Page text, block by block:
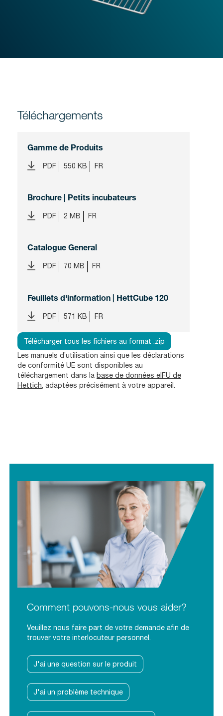
Téléchargements
Gamme de Produits
PDF 550 KB FR
Brochure | Petits incubateurs
PDF 2 MB FR
Catalogue General
PDF 70 MB FR
Feuillets d'information | HettCube 120
PDF 571 KB FR
Télécharger tous les fichiers au format .zip
Les manuels d’utilisation ainsi que les déclarations
de conformité UE sont disponibles au
téléchargement dans la base de données eIFU de
Hettich, adaptées précisément à votre appareil.
Comment pouvons-nous vous aider?
Veuillez nous faire part de votre demande afin de
trouver votre interlocuteur personnel.
J'ai une question sur le produit
J'ai un problème technique